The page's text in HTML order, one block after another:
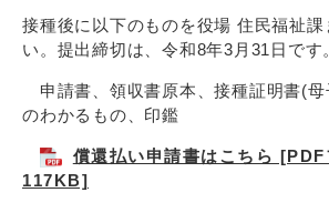
接種後に以下のものを役場 住民福祉課
い。提出締切は、令和8年3月31日です
申請書、領収書原本、接種証明書(母
のわかるもの、印鑑
償還払い申請書はこちら [PDF
117KB]